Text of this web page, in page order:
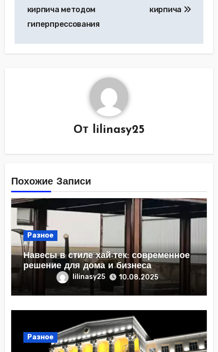
записям
кирпича методом
гиперпрессования
кирпича
От lilinasy25
Похожие Записи
Разное
Навесы в стиле хай-тек: современное
решение для дома и бизнеса
lilinasy25 10.08.2025
Разное